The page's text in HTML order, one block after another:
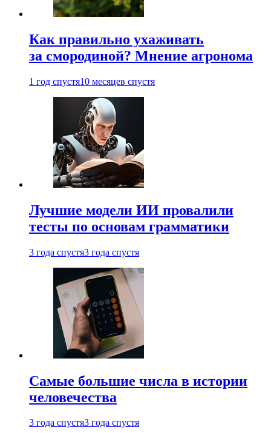
Как правильно ухаживать
за смородиной? Мнение агронома
1 год спустя10 месяцев спустя
Лучшие модели ИИ провалили
тесты по основам грамматики
3 года спустя3 года спустя
Самые большие числа в истории
человечества
3 года спустя3 года спустя